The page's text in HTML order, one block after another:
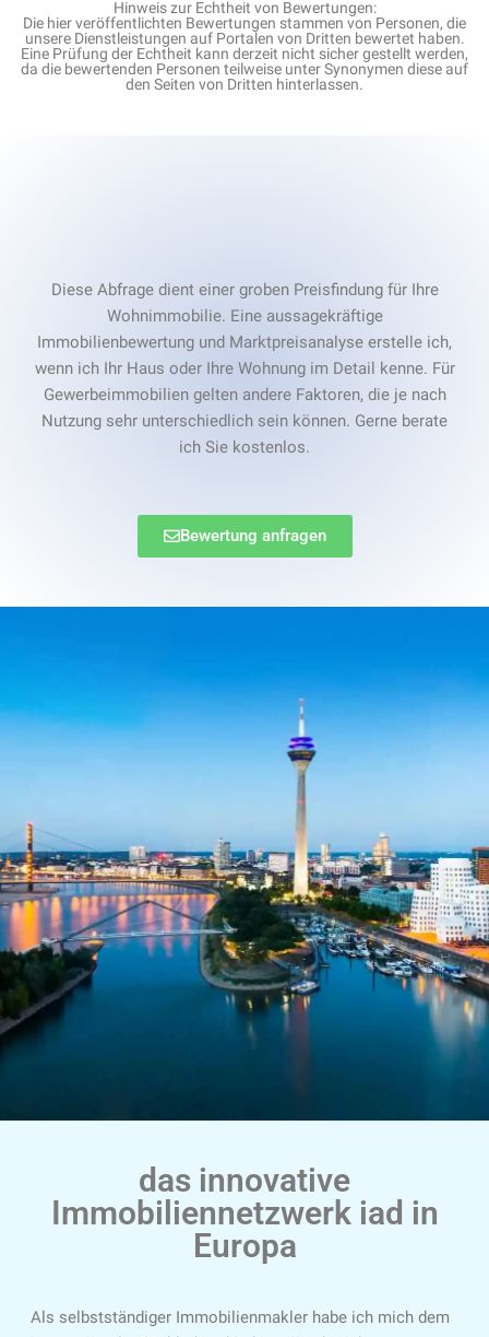
Hinweis zur Echtheit von Bewertungen:
Die hier veröffentlichten Bewertungen stammen von Personen, die
unsere Dienstleistungen auf Portalen von Dritten bewertet haben.
Eine Prüfung der Echtheit kann derzeit nicht sicher gestellt werden,
da die bewertenden Personen teilweise unter Synonymen diese auf
den Seiten von Dritten hinterlassen.
Diese Abfrage dient einer groben Preisfindung für Ihre
Wohnimmobilie. Eine aussagekräftige
Immobilienbewertung und Marktpreisanalyse erstelle ich,
wenn ich Ihr Haus oder Ihre Wohnung im Detail kenne. Für
Gewerbeimmobilien gelten andere Faktoren, die je nach
Nutzung sehr unterschiedlich sein können. Gerne berate
ich Sie kostenlos.
Bewertung anfragen
das innovative
Immobiliennetzwerk iad in
Europa
Als selbstständiger Immobilienmakler habe ich mich dem